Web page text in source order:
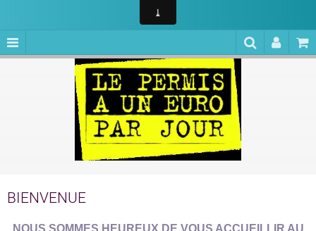
ABS
BIENVENUE
NOUS SOMMES HEUREUX DE VOUS ACCUEILLIR AU